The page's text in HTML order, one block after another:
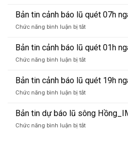
tin
báo
sông
Bản tin cảnh báo lũ quét 07h
Chức năng bình luận bị tắtở
tin
báo
quét
07h
07/8/2026
Bản tin cảnh báo lũ quét 01h
Chức năng bình luận bị tắtở
tin
báo
quét
01h
Bản tin cảnh báo lũ quét 19h
Chức năng bình luận bị tắtở
tin
báo
Bản tin dự báo lũ sông
Chức năng bình luận bị tắtở